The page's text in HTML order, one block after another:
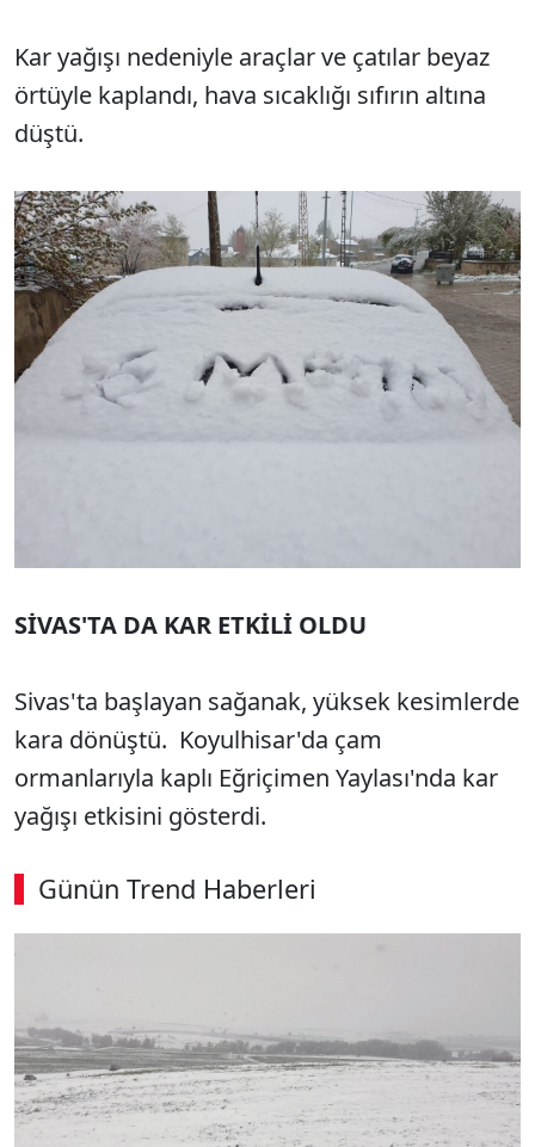
Kar yağışı nedeniyle araçlar ve çatılar beyaz
örtüyle kaplandı, hava sıcaklığı sıfırın altına
düştü.
SİVAS'TA DA KAR ETKİLİ OLDU
Sivas'ta başlayan sağanak, yüksek kesimlerde
kara dönüştü. Koyulhisar'da çam
ormanlarıyla kaplı Eğriçimen Yaylası'nda kar
yağışı etkisini gösterdi.
Günün Trend Haberleri
00:03 / 09:08